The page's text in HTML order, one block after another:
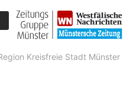
Kreisfreie Stadt Münster